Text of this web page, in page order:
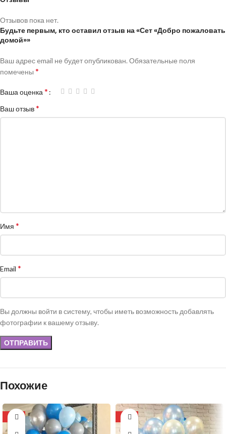
Отзывов пока нет.
Будьте первым, кто оставил отзыв на «Сет «Добро пожаловать
домой»»
Ваш адрес email не будет опубликован. Обязательные поля
помечены *
Ваша оценка *
Ваш отзыв*
Имя *
Email *
Вы должны войти в систему, чтобы иметь возможность добавлять
фотографии к вашему отзыву.
Похожие
-13% -13%